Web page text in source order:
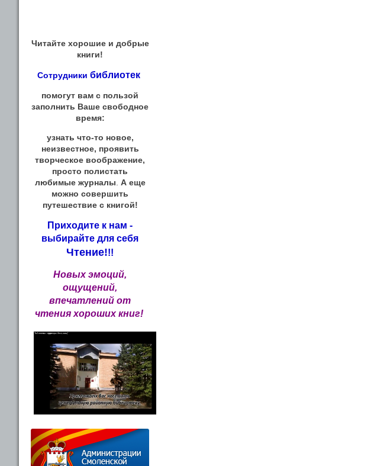
Читайте хорошие и добрые
книги!
Сотрудники библиотек
помогут вам с пользой
заполнить Ваше свободное
время:
узнать что-то новое,
неизвестное, проявить
творческое воображение,
просто полистать
любимые журналы А еще
можно совершить
путешествие с книгой!
Приходите к нам -
выбирайте для себя
Чтение!!!
Новых эмоций,
ощущений,
впечатлений от
чтения хороших книг!